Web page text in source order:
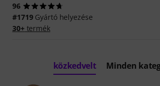
96
#1719Gyártó helyezése
30+termék
közkedvelt Minden